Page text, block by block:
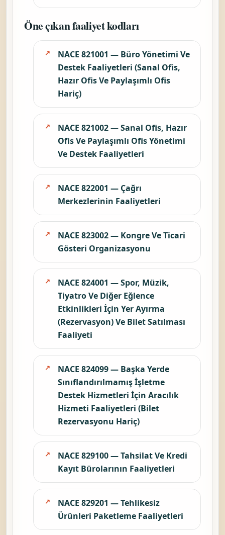
Öne çıkan faaliyet kodları
NACE 821001 — Büro Yönetimi Ve
Destek Faaliyetleri (Sanal Ofis,
Hazır Ofis Ve Paylaşımlı Ofis
Hariç)
NACE 821002 — Sanal Ofis, Hazır
Ofis Ve Paylaşımlı Ofis Yönetimi
Ve Destek Faaliyetleri
NACE 822001 — Çağrı
Merkezlerinin Faaliyetleri
NACE 823002 — Kongre Ve Ticari
Gösteri Organizasyonu
NACE 824001 — Spor, Müzik,
Tiyatro Ve Diğer Eğlence
Etkinlikleri İçin Yer Ayırma
(Rezervasyon) Ve Bilet Satılması
Faaliyeti
NACE 824099 — Başka Yerde
Sınıflandırılmamış İşletme
Destek Hizmetleri İçin Aracılık
Hizmeti Faaliyetleri (Bilet
Rezervasyonu Hariç)
NACE 829100 — Tahsilat Ve Kredi
Kayıt Bürolarının Faaliyetleri
NACE 829201 — Tehlikesiz
Ürünleri Paketleme Faaliyetleri